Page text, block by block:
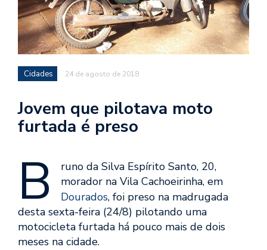
Cidades 24 de agosto de 2018
Jovem que pilotava moto
furtada é preso
B
runo da Silva Espírito Santo, 20,
morador na Vila Cachoeirinha, em
Dourados, foi preso na madrugada
desta sexta-feira (24/8) pilotando uma
motocicleta furtada há pouco mais de dois
meses na cidade.